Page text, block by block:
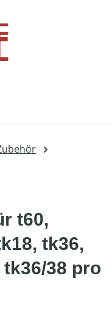
t60,
tk36,
38 pro